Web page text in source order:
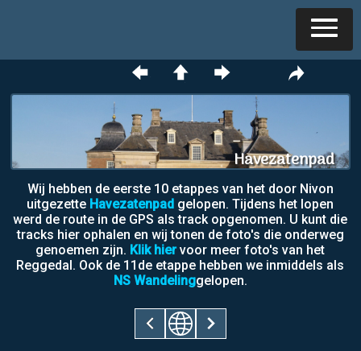
Havezatenpad
Wij hebben de eerste 10 etappes van het door Nivon
uitgezette Havezatenpad gelopen. Tijdens het lopen
werd de route in de GPS als track opgenomen. U kunt die
tracks hier ophalen en wij tonen de foto's die onderweg
genoemen zijn. Klik hiervoor meer foto's van het
Reggedal. Ook de 11de etappe hebben we inmiddels als
NS Wandelinggelopen.